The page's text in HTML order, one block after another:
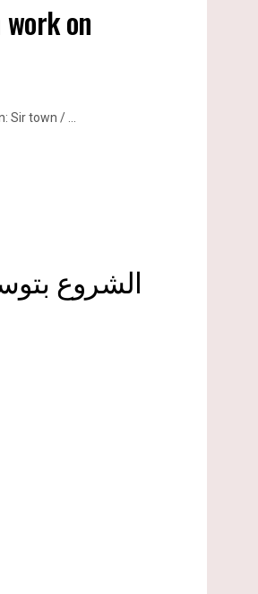
on
Sir town / ...
الشروع